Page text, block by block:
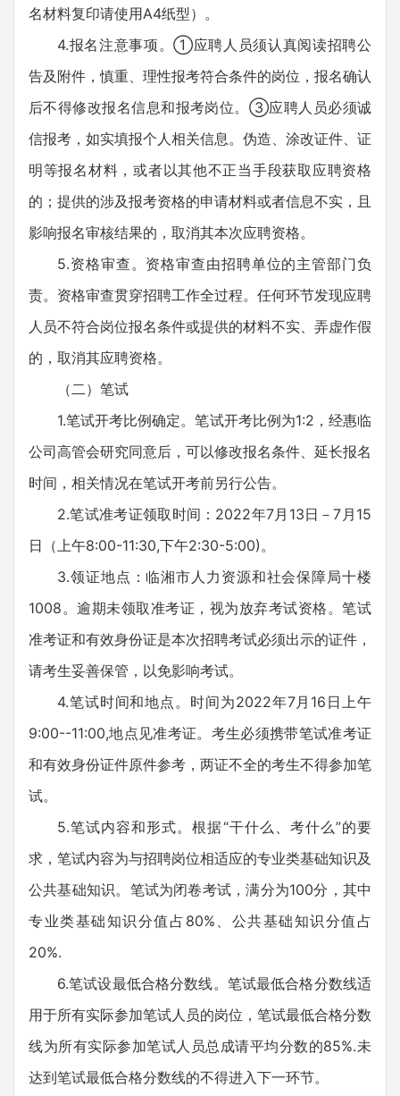
名材料复印请使用A4纸型）。
4.报名注意事项。①应聘人员须认真阅读招聘公
告及附件，慎重、理性报考符合条件的岗位，报名确认
后不得修改报名信息和报考岗位。③应聘人员必须诚
信报考，如实填报个人相关信息。伪造、涂改证件、证
明等报名材料，或者以其他不正当手段获取应聘资格
的；提供的涉及报考资格的申请材料或者信息不实，且
影响报名审核结果的，取消其本次应聘资格。
5.资格审查。资格审查由招聘单位的主管部门负
责。资格审查贯穿招聘工作全过程。任何环节发现应聘
人员不符合岗位报名条件或提供的材料不实、弄虚作假
的，取消其应聘资格。
（二）笔试
1.笔试开考比例确定。笔试开考比例为1:2，经惠临
公司高管会研究同意后，可以修改报名条件、延长报名
时间，相关情况在笔试开考前另行公告。
2.笔试准考证领取时间：2022年7月13日－7月15
日（上午8:00-11:30,下午2:30-5:00)。
3.领证地点：临湘市人力资源和社会保障局十楼
1008。逾期未领取准考证，视为放弃考试资格。笔试
准考证和有效身份证是本次招聘考试必须出示的证件，
请考生妥善保管，以免影响考试。
4.笔试时间和地点。时间为2022年7月16日上午
9:00--11:00,地点见准考证。考生必须携带笔试准考证
和有效身份证件原件参考，两证不全的考生不得参加笔
试。
5.笔试内容和形式。根据“干什么、考什么”的要
求，笔试内容为与招聘岗位相适应的专业类基础知识及
公共基础知识。笔试为闭卷考试，满分为100分，其中
专业类基础知识分值占80%、公共基础知识分值占
20%.
6.笔试设最低合格分数线。笔试最低合格分数线适
用于所有实际参加笔试人员的岗位，笔试最低合格分数
线为所有实际参加笔试人员总成请平均分数的85%.未
达到笔试最低合格分数线的不得进入下一环节。